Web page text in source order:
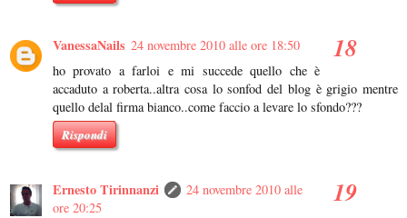
VanessaNails 24 novembre 2010 alle ore 18:50
ho provato a farloi e mi succede quello che è
accaduto a roberta..altra cosa lo sonfod del blog è grigio mentre
quello delal firma bianco..come faccio a levare lo sfondo???
Rispondi
Ernesto Tirinnanzi
24 novembre 2010 alle
ore 20:25